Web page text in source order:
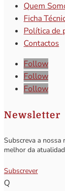
Quem
Ficha
Política de
Contactos
Follow
Follow
Follow
Newsletter
Subscreva a nossa
melhor da
Subscrever
Q